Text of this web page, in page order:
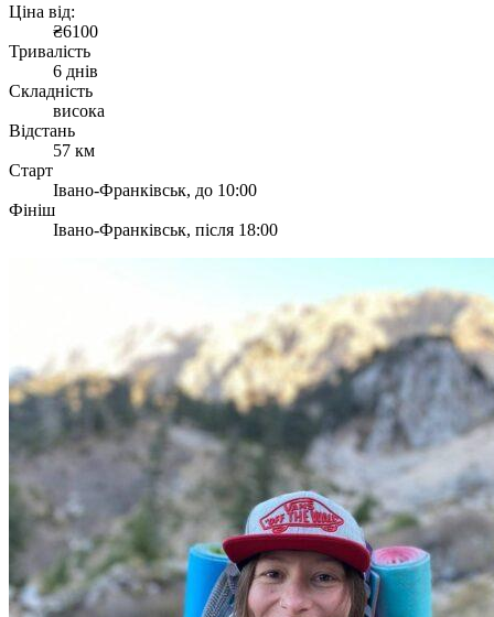
Ціна від:
₴6100
Тривалість
6 днів
Складність
висока
Відстань
57 км
Старт
Івано-Франківськ, до 10:00
Фініш
Івано-Франківськ, після 18:00